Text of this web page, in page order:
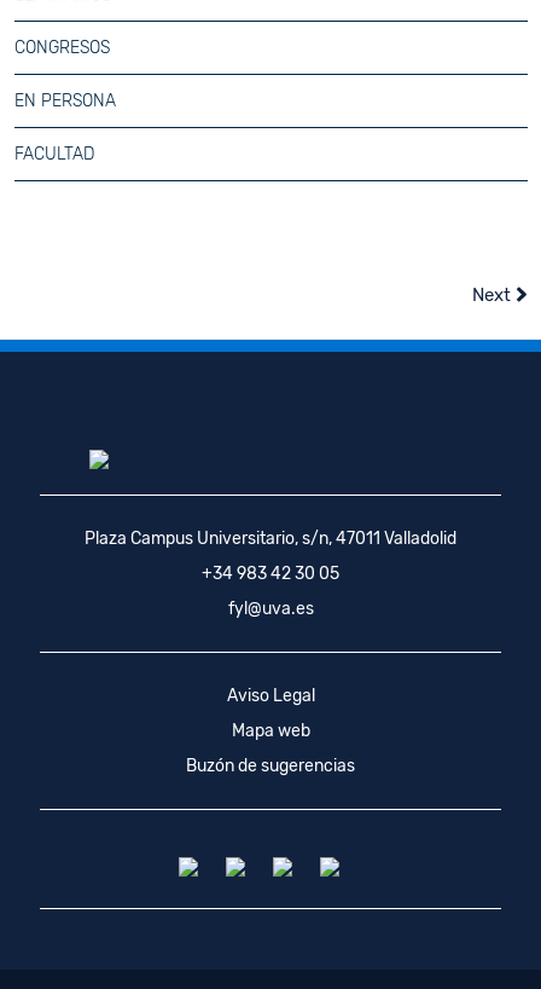
CONGRESOS
EN PERSONA
FACULTAD
Next
Plaza Campus Universitario, s/n, 47011 Valladolid
+34 983 42 30 05
fyl@uva.es
Aviso Legal
Mapa web
Buzón de sugerencias